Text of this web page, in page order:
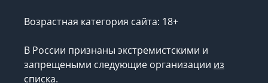
Возрастная категория сайта: 18+
В России признаны экстремистскими и
запрещеными следующие организации из
списка.